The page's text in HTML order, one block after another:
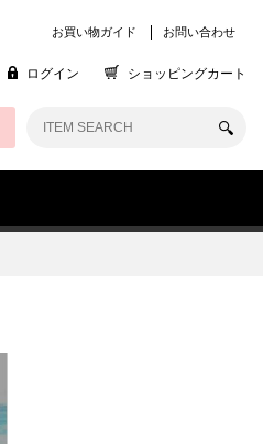
お買い物ガイド お問い合わせ
ログイン ショッピングカート